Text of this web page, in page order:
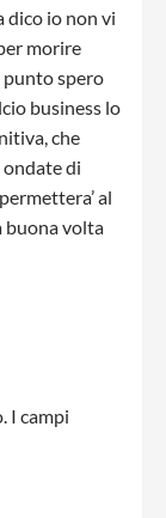
io non vi
morire
punto spero
business lo
che
di
al
buona volta
I campi